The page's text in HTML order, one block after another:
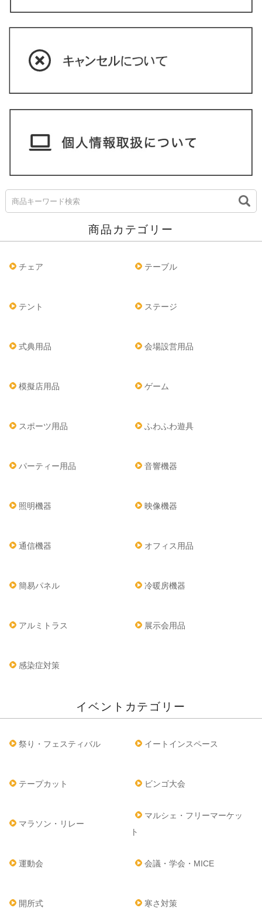
商品カテゴリー
チェア テーブル
テント ステージ
式典用品 会場設営用品
模擬店用品 ゲーム
スポーツ用品 ふわふわ遊具
パーティー用品 音響機器
照明機器 映像機器
通信機器 オフィス用品
簡易パネル 冷暖房機器
アルミトラス 展示会用品
感染症対策
イベントカテゴリー
祭り・フェスティバル イートインスペース
テープカット ビンゴ大会
マラソン・リレー
マルシェ・フリーマーケッ
ト
運動会 会議・学会・MICE
開所式 寒さ対策